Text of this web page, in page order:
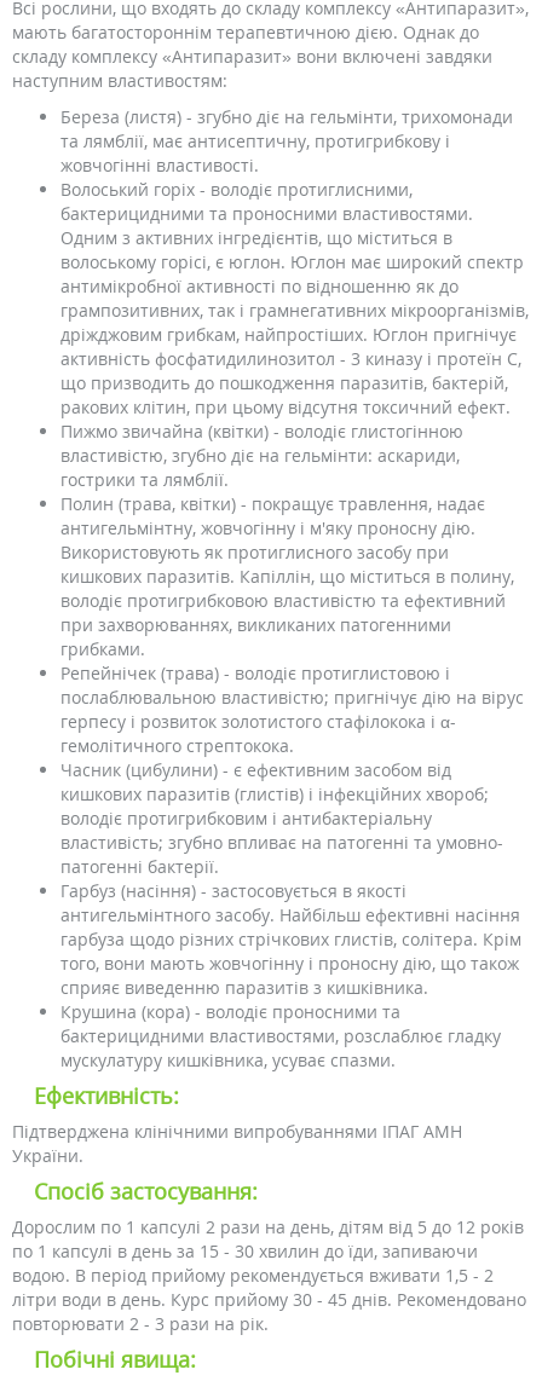
Всі рослини, що входять до складу комплексу «Антипаразит»,
мають багатостороннім терапевтичною дією. Однак до
складу комплексу «Антипаразит» вони включені завдяки
наступним властивостям:
Береза ​​(листя) - згубно діє на гельмінти, трихомонади
та лямблії, має антисептичну, протигрибкову і
жовчогінні властивості.
Волоський горіх - володіє протиглисними,
бактерицидними та проносними властивостями.
Одним з активних інгредієнтів, що міститься в
волоському горісі, є юглон. Юглон має широкий спектр
антимікробної активності по відношенню як до
грампозитивних, так і грамнегативних мікроорганізмів,
дріжджовим грибкам, найпростіших. Юглон пригнічує
активність фосфатидилинозитол - 3 киназу і протеїн С,
що призводить до пошкодження паразитів, бактерій,
ракових клітин, при цьому відсутня токсичний ефект.
Пижмо звичайна (квітки) - володіє глистогінною
властивістю, згубно діє на гельмінти: аскариди,
гострики та лямблії.
Полин (трава, квітки) - покращує травлення, надає
антигельмінтну, жовчогінну і м'яку проносну дію.
Використовують як протиглисного засобу при
кишкових паразитів. Капіллін, що міститься в полину,
володіє протигрибковою властивістю та ефективний
при захворюваннях, викликаних патогенними
грибками.
Репейнічек (трава) - володіє протиглистовою і
послаблювальною властивістю; пригнічує дію на вірус
герпесу і розвиток золотистого стафілокока і α-
гемолітичного стрептокока.
Часник (цибулини) - є ефективним засобом від
кишкових паразитів (глистів) і інфекційних хвороб;
володіє протигрибковим і антибактеріальну
властивість; згубно впливає на патогенні та умовно-
патогенні бактерії.
Гарбуз (насіння) - застосовується в якості
антигельмінтного засобу. Найбільш ефективні насіння
гарбуза щодо різних стрічкових глистів, солітера. Крім
того, вони мають жовчогінну і проносну дію, що також
сприяє виведенню паразитів з кишківника.
Крушина (кора) - володіє проносними та
бактерицидними властивостями, розслаблює гладку
мускулатуру кишківника, усуває спазми.
Ефективність:
Підтверджена клінічними випробуваннями ІПАГ АМН
України.
Спосіб застосування:
Дорослим по 1 капсулі 2 рази на день, дітям від 5 до 12 років
по 1 капсулі в день за 15 - 30 хвилин до їди, запиваючи
водою. В період прийому рекомендується вживати 1,5 - 2
літри води в день. Курс прийому 30 - 45 днів. Рекомендовано
повторювати 2 - 3 рази на рік.
Побічні явища: